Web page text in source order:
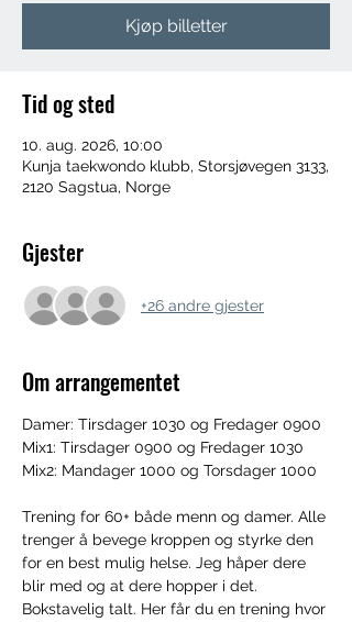
Kjøp billetter
Tid og sted
10. aug. 2026, 10:00
Kunja taekwondo klubb, Storsjøvegen 3133,
2120 Sagstua, Norge
Gjester
+26 andre gjester
Om arrangementet
Damer: Tirsdager 1030 og Fredager 0900
Mix1: Tirsdager 0900 og Fredager 1030
Mix2: Mandager 1000 og Torsdager 1000
Trening for 60+ både menn og damer. Alle
trenger å bevege kroppen og styrke den
for en best mulig helse. Jeg håper dere
blir med og at dere hopper i det.
Bokstavelig talt. Her får du en trening hvor